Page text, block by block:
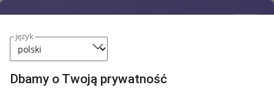
język
Dbamy o Twoją prywatność